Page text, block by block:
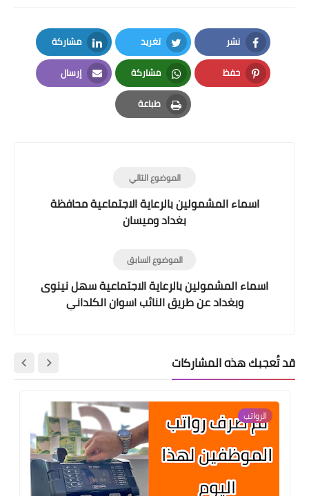
نشر
Facebook
تغريد
Twitter
مشاركة
LinkedIn
حفظ
Pinterest
مشاركة
Whatsapp
إرسال
Email
طباعة
Print
الموضوع التالي
اسماء المشمولين بالرعاية الاجتماعية محافظة
بغداد وميسان
الموضوع السابق
اسماء المشمولين بالرعاية الاجتماعية سهل نينوى
وبغداد عن طريق النائب اسوان الكلداني
قد تُعجبك هذه المشاركات
الرواتب